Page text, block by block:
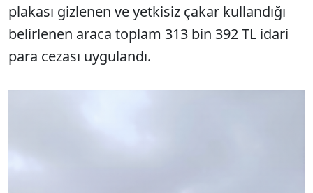
plakası gizlenen ve yetkisiz çakar kullandığı
belirlenen araca toplam 313 bin 392 TL idari
para cezası uygulandı.